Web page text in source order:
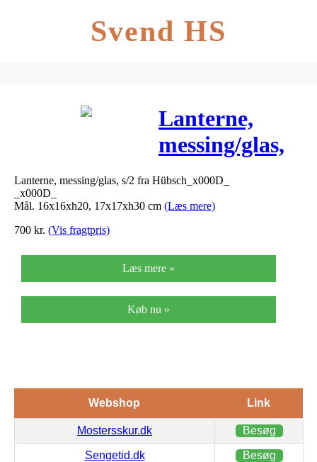
Svend HS
Lanterne,
messing/glas,
s/2 – Flere
størrelser
Lanterne, messing/glas, s/2 fra Hübsch_x000D_
_x000D_
Mål. 16x16xh20, 17x17xh30 cm (Læs mere)
700 kr. (Vis fragtpris)
Læs mere »
Køb nu »
Webshop Link
Mostersskur.dk Besøg
Sengetid.dk Besøg